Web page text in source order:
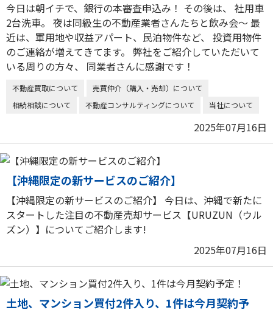
今日は朝イチで、銀行の本審査申込み！ その後は、 社用車
2台洗車。 夜は同級生の不動産業者さんたちと飲み会〜 最
近は、軍用地や収益アパート、民泊物件など、 投資用物件
のご連絡が増えてきてます。 弊社をご紹介していただいて
いる周りの方々、 同業者さんに感謝です！
不動産買取について
売買仲介（購入・売却）について
相続相談について
不動産コンサルティングについて 当社について
2025年07月16日
【沖縄限定の新サービスのご紹介】
【沖縄限定の新サービスのご紹介】 今日は、沖縄で新たに
スタートした注目の不動産売却サービス【URUZUN（ウル
ズン）】についてご紹介します!
2025年07月16日
土地、マンション買付2件入り、1件は今月契約予